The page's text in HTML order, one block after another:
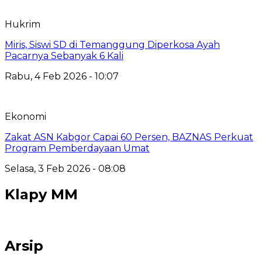
Hukrim
Miris, Siswi SD di Temanggung Diperkosa Ayah
Pacarnya Sebanyak 6 Kali
Rabu, 4 Feb 2026 - 10:07
Ekonomi
Zakat ASN Kabgor Capai 60 Persen, BAZNAS Perkuat
Program Pemberdayaan Umat
Selasa, 3 Feb 2026 - 08:08
Klapy MM
Arsip